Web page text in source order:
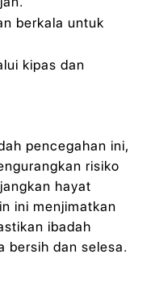
berkala untuk
kipas dan
pencegahan ini,
risiko
hayat
ini menjimatkan
ibadah
bersih dan selesa.